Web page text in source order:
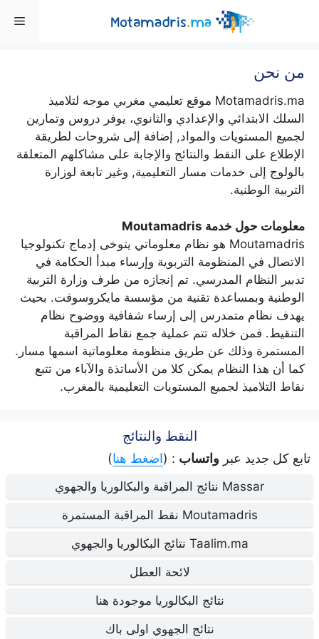
من نحن
Motamadris.ma موقع تعليمي مغربي موجه لتلاميذ
السلك الابتدائي والإعدادي والثانوي، يوفر دروس وتمارين
لجميع المستويات والمواد, إضافة إلى شروحات لطريقة
الإطلاع على النقط والنتائج والإجابة على مشاكلهم المتعلقة
بالولوج إلى خدمات مسار التعليمية, وغير تابعة لوزارة
التربية الوطنية.
معلومات حول خدمة Moutamadris
Moutamadris هو نظام معلوماتي يتوخى إدماج تكنولوجيا
الاتصال في المنظومة التربوية وإرساء مبدأ الحكامة في
تدبير النظام المدرسي. تم إنجازه من طرف وزارة التربية
الوطنية وبمساعدة تقنية من مؤسسة مايكروسوفت. بحيث
يهدف نظام متمدرس إلى إرساء شفافية ووضوح نظام
التنقيط. فمن خلاله تتم عملية جمع نقاط المراقبة
المستمرة وذلك عن طريق منظومة معلوماتية اسمها مسار.
كما أن هذا النظام يمكن كلا من الأساتذة والآباء من تتبع
نقاط التلاميذ لجميع المستويات التعليمية بالمغرب.
النقط والنتائج
تابع كل جديد عبر واتساب : (اضغط هنا)
Massar نتائج المراقبة والبكالوريا والجهوي
Moutamadris نقط المراقبة المستمرة
Taalim.ma نتائج البكالوريا والجهوي
لائحة العطل
نتائج البكالوريا موجودة هنا
نتائج الجهوي اولى باك